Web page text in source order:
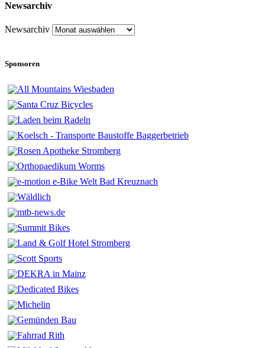
Newsarchiv
Newsarchiv
Sponsoren